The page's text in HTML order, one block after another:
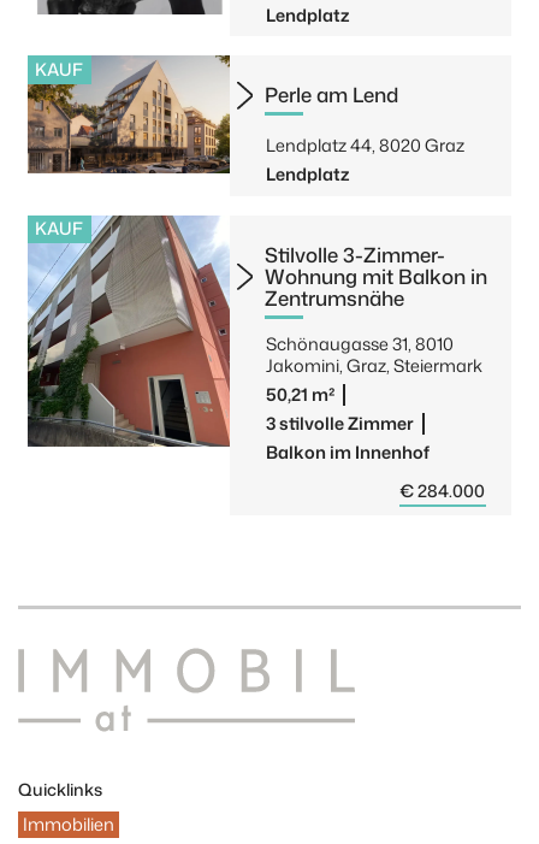
Lendplatz
Perle am Lend
Lendplatz 44, 8020 Graz
Lendplatz
KAUF
Stilvolle 3-Zimmer-
Wohnung mit Balkon in
Zentrumsnähe
Schönaugasse 31, 8010
Jakomini, Graz, Steiermark
50,21 m²
3 stilvolle Zimmer
Balkon im Innenhof
€ 284.000
KAUF
Quicklinks
Immobilien